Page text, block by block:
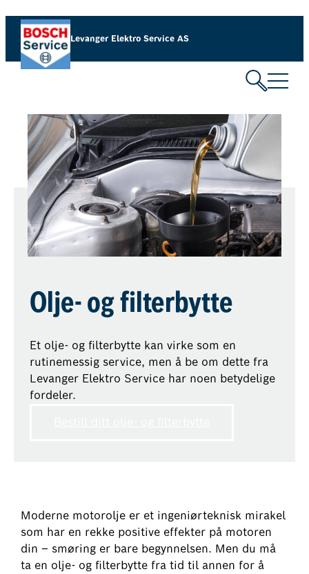
Levanger Elektro Service AS
Olje- og filterbytte
Et olje- og filterbytte kan virke som en
rutinemessig service, men å be om dette fra
Levanger Elektro Service har noen betydelige
fordeler.
Moderne motorolje er et ingeniørteknisk mirakel
som har en rekke positive effekter på motoren
din – smøring er bare begynnelsen. Men du må
ta en olje- og filterbytte fra tid til annen for å